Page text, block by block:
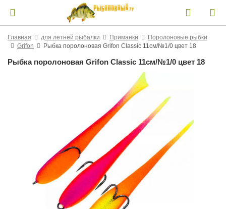
Главная для летней рыбалки Приманки
Поролоновые рыбки
Grifon
Рыбка поролоновая Grifon Classic 11см/№1/0 цвет 18
Рыбка поролоновая Grifon Classic 11см/№1/0 цвет 18